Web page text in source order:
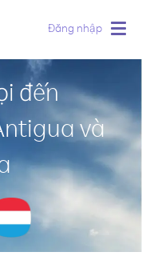
Đăng nhập
đến
và